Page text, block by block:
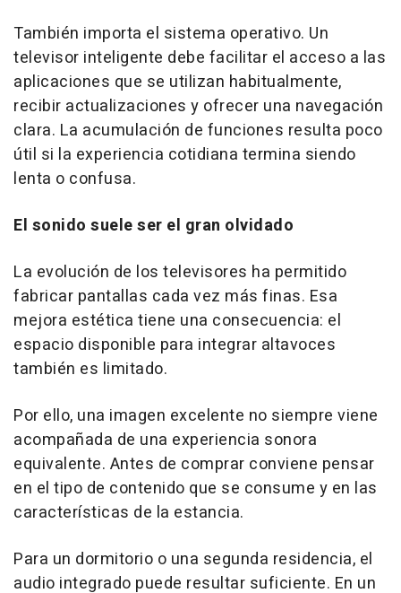
También importa el sistema operativo. Un
televisor inteligente debe facilitar el acceso a las
aplicaciones que se utilizan habitualmente,
recibir actualizaciones y ofrecer una navegación
clara. La acumulación de funciones resulta poco
útil si la experiencia cotidiana termina siendo
lenta o confusa.
El sonido suele ser el gran olvidado
La evolución de los televisores ha permitido
fabricar pantallas cada vez más finas. Esa
mejora estética tiene una consecuencia: el
espacio disponible para integrar altavoces
también es limitado.
Por ello, una imagen excelente no siempre viene
acompañada de una experiencia sonora
equivalente. Antes de comprar conviene pensar
en el tipo de contenido que se consume y en las
características de la estancia.
Para un dormitorio o una segunda residencia, el
audio integrado puede resultar suficiente. En un